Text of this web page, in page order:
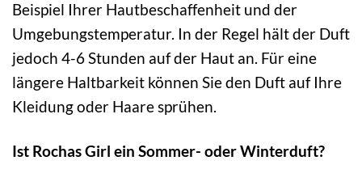
Beispiel Ihrer Hautbeschaffenheit und der
Umgebungstemperatur. In der Regel hält der Duft
jedoch 4-6 Stunden auf der Haut an. Für eine
längere Haltbarkeit können Sie den Duft auf Ihre
Kleidung oder Haare sprühen.
Ist Rochas Girl ein Sommer- oder Winterduft?